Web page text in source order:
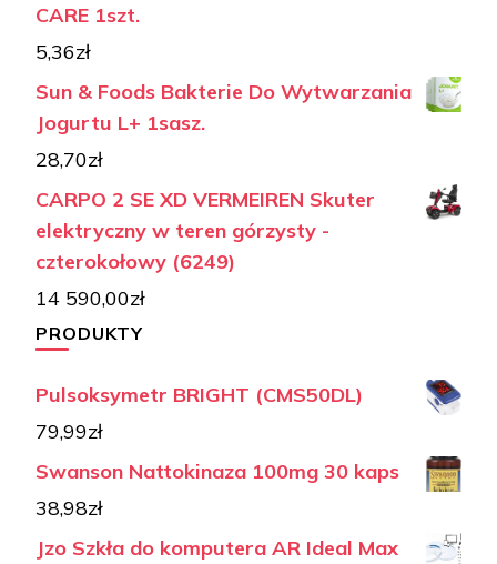
CARE 1szt.
5,36zł
Sun & Foods Bakterie Do Wytwarzania
Jogurtu L+ 1sasz.
28,70zł
CARPO 2 SE XD VERMEIREN Skuter
elektryczny w teren górzysty -
czterokołowy (6249)
14 590,00zł
PRODUKTY
Pulsoksymetr BRIGHT (CMS50DL)
79,99zł
Swanson Nattokinaza 100mg 30 kaps
38,98zł
Jzo Szkła do komputera AR Ideal Max